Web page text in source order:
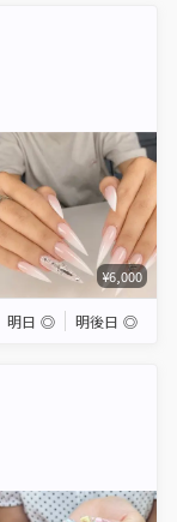
¥6,000
明日 ◎ 明後日 ◎